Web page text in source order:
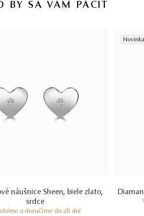
BY SA VÁM PÁČIŤ
náušnice Sheen, biele zlato,
srdce
a doručíme do 28 dní
Novinka